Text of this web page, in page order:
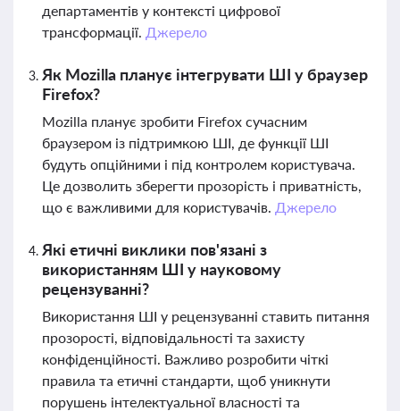
департаментів у контексті цифрової
трансформації. Джерело
Як Mozilla планує інтегрувати ШІ у браузер
Firefox?
Mozilla планує зробити Firefox сучасним
браузером із підтримкою ШІ, де функції ШІ
будуть опційними і під контролем користувача.
Це дозволить зберегти прозорість і приватність,
що є важливими для користувачів. Джерело
Які етичні виклики пов'язані з
використанням ШІ у науковому
рецензуванні?
Використання ШІ у рецензуванні ставить питання
прозорості, відповідальності та захисту
конфіденційності. Важливо розробити чіткі
правила та етичні стандарти, щоб уникнути
порушень інтелектуальної власності та